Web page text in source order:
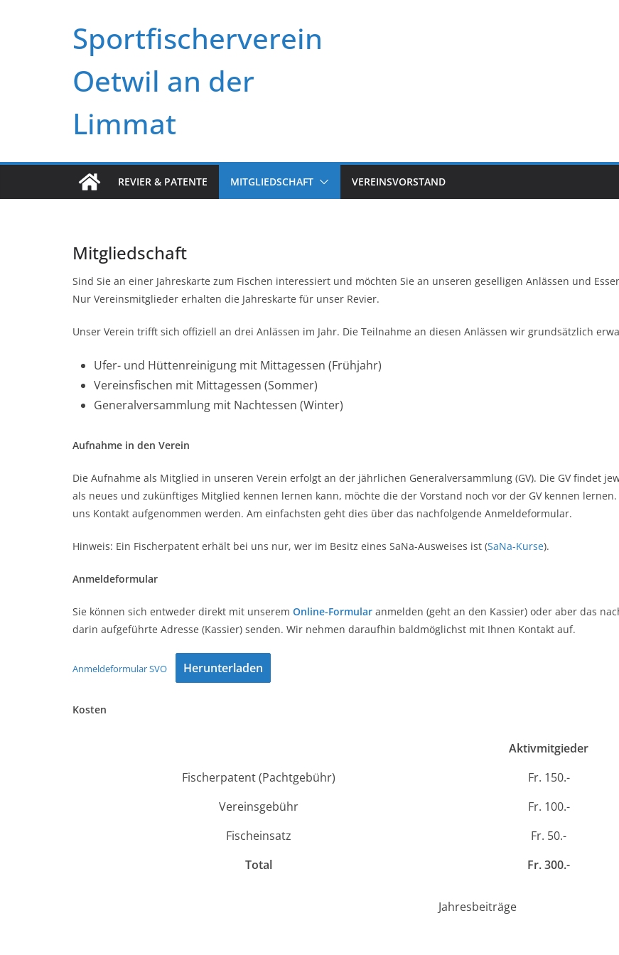
Sportfischerverein
Oetwil an der
Limmat
REVIER & PATENTE MITGLIEDSCHAFT VEREINSVORSTAND
Mitgliedschaft
Sind Sie an einer Jahreskarte zum Fischen interessiert und möchten Sie an unseren geselligen Anlässen und
Nur Vereinsmitglieder erhalten die Jahreskarte für unser Revier.
Unser Verein trifft sich offiziell an drei Anlässen im Jahr. Die Teilnahme an diesen Anlässen wir grundsätzlich
Ufer- und Hüttenreinigung mit Mittagessen (Frühjahr)
Vereinsfischen mit Mittagessen (Sommer)
Generalversammlung mit Nachtessen (Winter)
Aufnahme in den Verein
Die Aufnahme als Mitglied in unseren Verein erfolgt an der jährlichen Generalversammlung (GV). Die GV findet
als neues und zukünftiges Mitglied kennen lernen kann, möchte die der Vorstand noch vor der GV kennen
uns Kontakt aufgenommen werden. Am einfachsten geht dies über das nachfolgende Anmeldeformular.
Hinweis: Ein Fischerpatent erhält bei uns nur, wer im Besitz eines SaNa-Ausweises ist (SaNa-Kurse).
Anmeldeformular
Sie können sich entweder direkt mit unserem Online-Formular anmelden (geht an den Kassier) oder aber das
darin aufgeführte Adresse (Kassier) senden. Wir nehmen daraufhin baldmöglichst mit Ihnen Kontakt auf.
Anmeldeformular SVO Herunterladen
Kosten
Aktivmitgieder
Fischerpatent (Pachtgebühr)
Fr. 150.-
Vereinsgebühr
Fr. 100.-
Fischeinsatz
Fr. 50.-
Total
Fr. 300.-
Jahresbeiträge